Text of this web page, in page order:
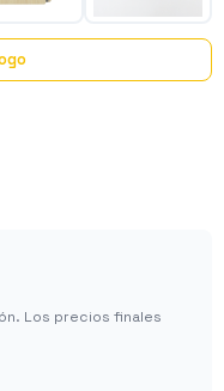
Los precios finales